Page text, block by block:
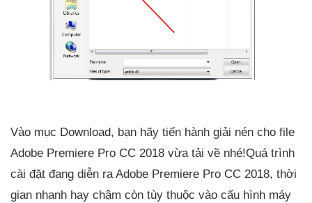
Vào mục Download, bạn hãy tiến hành giải nén cho file
Adobe Premiere Pro CC 2018 vừa tải về nhé!Quá trình
cài đặt đang diễn ra Adobe Premiere Pro CC 2018, thời
gian nhanh hay chậm còn tùy thuộc vào cấu hình máy